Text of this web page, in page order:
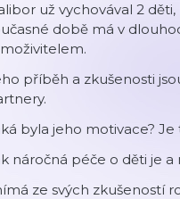
už vychovával 2
době má v
příběh a zkušenosti
byla jeho motivace?
náročná péče o děti je
ze svých zkušeností